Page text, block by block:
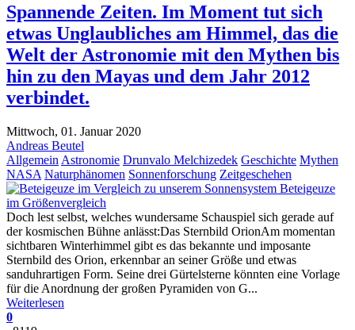
Spannende Zeiten. Im Moment tut sich
etwas Unglaubliches am Himmel, das die
Welt der Astronomie mit den Mythen bis
hin zu den Mayas und dem Jahr 2012
verbindet.
Mittwoch, 01. Januar 2020
Andreas Beutel
Allgemein Astronomie Drunvalo Melchizedek Geschichte Mythen
NASA Naturphänomen Sonnenforschung Zeitgeschehen
Beteigeuze
im Größenvergleich
Doch lest selbst, welches wundersame Schauspiel sich gerade auf
der kosmischen Bühne anlässt:Das Sternbild OrionAm momentan
sichtbaren Winterhimmel gibt es das bekannte und imposante
Sternbild des Orion, erkennbar an seiner Größe und etwas
sanduhrartigen Form. Seine drei Gürtelsterne könnten eine Vorlage
für die Anordnung der großen Pyramiden von G...
Weiterlesen
0